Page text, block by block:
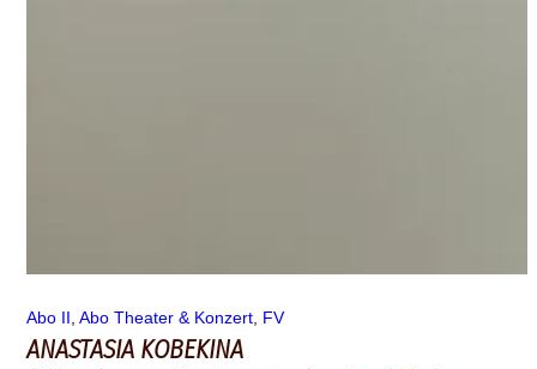
Abo II Abo Theater & Konzert FV
ANASTASIA KOBEKINA